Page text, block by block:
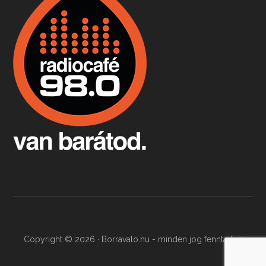
Apr 9, 2026 • 00:37:17
Fermentáljunk, a testünk meghálálja!
Apr 3, 2026 • 00:36:07
Copyright © 2026 · Borravalo.hu - minden jog fenntartva!